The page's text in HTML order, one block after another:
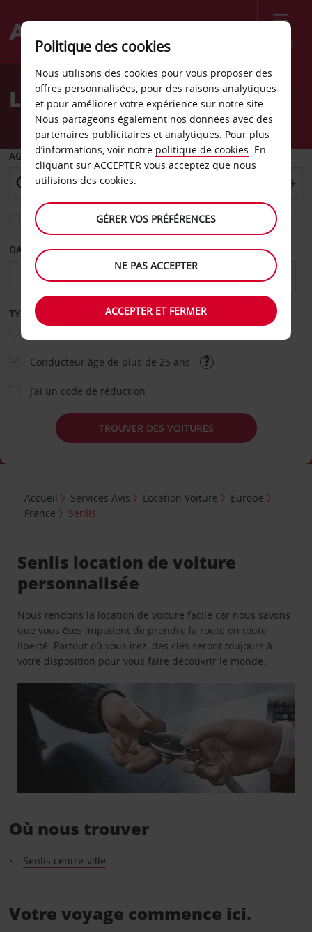
Menu
Welcome
AvisLocation de voiture Senlis
AGENCE DE DÉPART
Sélectionnez une autre agence de retour
DATE DE DÉPART DATE DE RETOUR
TYPE DE LOCATION
Conducteur âgé de plus de 25 ans
J’ai un code de réduction
TROUVER DES VOITURES
Accueil Services Avis Location Voiture
Europe
France
Senlis
Senlis location de voiture
personnalisée
Nous rendons la location de voiture facile car nous savons
que vous êtes impatient de prendre la route en toute
liberté. Partout où vous irez, des clés seront toujours à
votre disposition pour vous faire découvrir le monde.
Où nous trouver
Senlis centre-ville
Votre voyage commence ici.
Politique des cookies
Nous utilisons des cookies pour vous proposer des
offres personnalisées, pour des raisons analytiques
et pour améliorer votre expérience sur notre site.
Nous partageons également nos données avec des
partenaires publicitaires et analytiques. Pour plus
d’informations, voir notre politique de cookies. En
cliquant sur ACCEPTER vous acceptez que nous
utilisions des cookies.
GÉRER VOS PRÉFÉRENCES
NE PAS ACCEPTER
ACCEPTER ET FERMER